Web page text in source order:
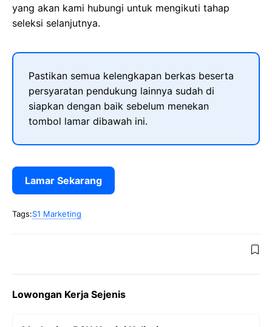
yang akan kami hubungi untuk mengikuti tahap
seleksi selanjutnya.
Pastikan semua kelengkapan berkas beserta
persyaratan pendukung lainnya sudah di
siapkan dengan baik sebelum menekan
tombol lamar dibawah ini.
Lamar Sekarang
Tags:S1 Marketing
Lowongan Kerja Sejenis